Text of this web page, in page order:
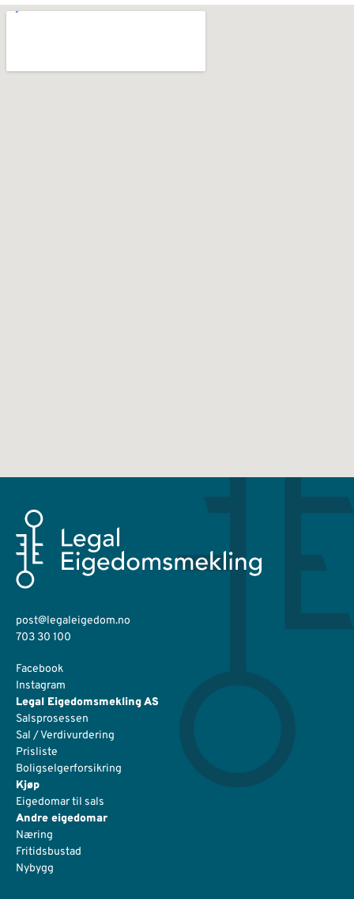
post@legaleigedom.no
703 30 100
Facebook
Instagram
Legal Eigedomsmekling AS
Salsprosessen
Sal / Verdivurdering
Prisliste
Boligselgerforsikring
Kjøp
Eigedomar til sals
Andre eigedomar
Næring
Fritidsbustad
Nybygg